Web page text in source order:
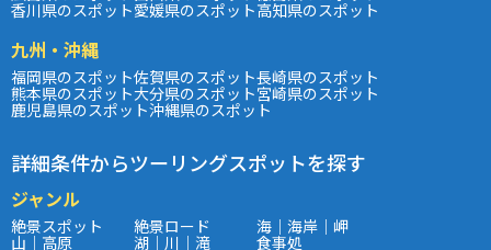
香川県のスポット愛媛県のスポット高知県のスポット
九州・沖縄
福岡県のスポット佐賀県のスポット長崎県のスポット
熊本県のスポット大分県のスポット宮崎県のスポット
鹿児島県のスポット沖縄県のスポット
詳細条件からツーリングスポットを探す
ジャンル
絶景スポット 絶景ロード 海｜海岸｜岬
山｜高原 湖｜川｜滝 食事処